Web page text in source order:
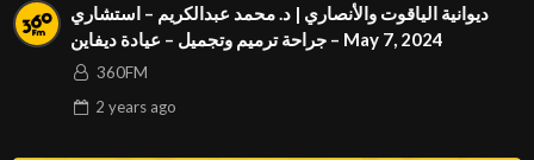
ديوانية الياقوت والأنصاري | د. محمد عبدالكريم – استشاري
جراحة ترميم وتجميل – عيادة ديفاين – May 7, 2024
360FM
2 yearsago